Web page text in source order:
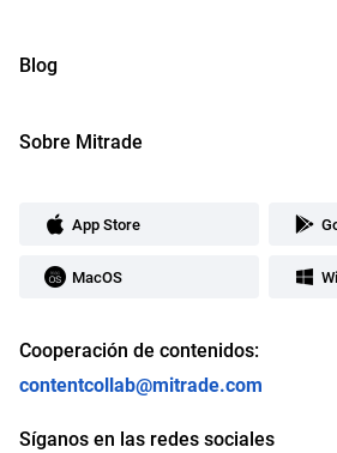
Blog
Sobre Mitrade
App Store
MacOS
Cooperación de contenidos:
contentcollab@mitrade.com
Síganos en las redes sociales